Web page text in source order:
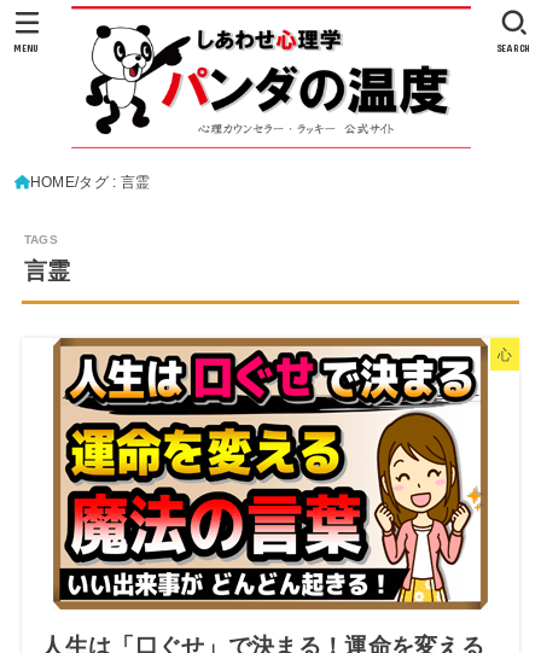
SEARCH
MENU
HOME タグ : 言霊
言霊
心
人生は「口ぐせ」で決まる！運命を変える